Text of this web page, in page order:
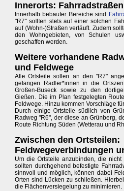
Innerorts: Fahrradstraßen
Innerhalb bebauter Bereiche sind
"R7" sollten stets auf einer solchen
auf (Wohn-)Straßen verläuft. Zudem
den Wohngebieten, von Schulen
geschaffen werden.
Weitere vorhandene
und Feldwege
Alle Ortsteile sollen an den "R7"
gelangen Radler*innen in die
Großen-Buseck sowie zu den
Gießen. Die im Plan festgelegten
Feldwege. Hinzu kommen Vorschläge
Durch einige Ortsteile südlich von
Radweg "R6", der diese an Grünberg,
Route Richtung Süden (Wetterau und
Zwischen den Ortsteilen:
Feldwegeverbindungen
Um die Ortsteile anzubinden, die
sollten durchgehend befestigte
sinnvoll und möglich, können dabei
Orten sind Lücken zu schließen.
die Flächenversiegelung zu minimieren.